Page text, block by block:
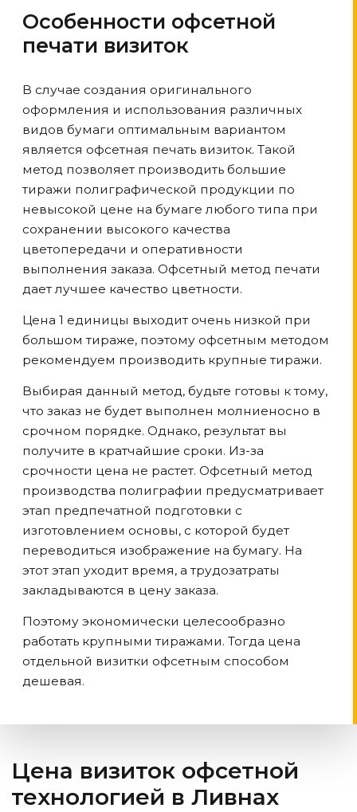
Особенности офсетной
печати визиток
В случае создания оригинального
оформления и использования различных
видов бумаги оптимальным вариантом
является офсетная печать визиток. Такой
метод позволяет производить большие
тиражи полиграфической продукции по
невысокой цене на бумаге любого типа при
сохранении высокого качества
цветопередачи и оперативности
выполнения заказа. Офсетный метод печати
дает лучшее качество цветности.
Цена 1 единицы выходит очень низкой при
большом тираже, поэтому офсетным методом
рекомендуем производить крупные тиражи.
Выбирая данный метод, будьте готовы к тому,
что заказ не будет выполнен молниеносно в
срочном порядке. Однако, результат вы
получите в кратчайшие сроки. Из-за
срочности цена не растет. Офсетный метод
производства полиграфии предусматривает
этап предпечатной подготовки с
изготовлением основы, с которой будет
переводиться изображение на бумагу. На
этот этап уходит время, а трудозатраты
закладываются в цену заказа.
Поэтому экономически целесообразно
работать крупными тиражами. Тогда цена
отдельной визитки офсетным способом
дешевая.
Цена визиток офсетной
технологией в Ливнах